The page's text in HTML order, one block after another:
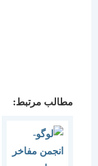
مطالب مرتبط: